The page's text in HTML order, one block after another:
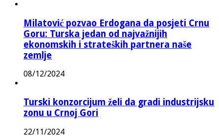
Milatović pozvao Erdogana da posjeti Crnu
Goru: Turska jedan od najvažnijih
ekonomskih i strateških partnera naše
zemlje
08/12/2024
Turski konzorcijum želi da gradi industrijsku
zonu u Crnoj Gori
22/11/2024